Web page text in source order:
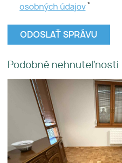
osobných údajov *
Podobné nehnuteľnosti
📞 0903 509 294
prenájom čiastočne
3izbový byt v Dunajskej